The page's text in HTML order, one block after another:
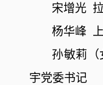
宋增光
杨华峰
孙敏莉（
宇党委书记